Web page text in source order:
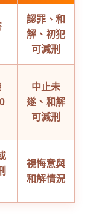
認罪、和
解、初犯
可減刑
中止未
遂、和解
可減刑
視悔意與
和解情況